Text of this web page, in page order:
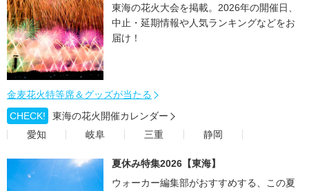
東海の花火大会を掲載。2026年の開催日、
中止・延期情報や人気ランキングなどをお
届け！
金麦花火特等席＆グッズが当たる
CHECK!
東海の花火開催カレンダー
愛知
岐阜 三重 静岡
夏休み特集2026【東海】
ウォーカー編集部がおすすめする、この夏